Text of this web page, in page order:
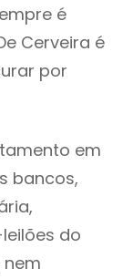
é
Cerveira é
por
em
bancos,
do